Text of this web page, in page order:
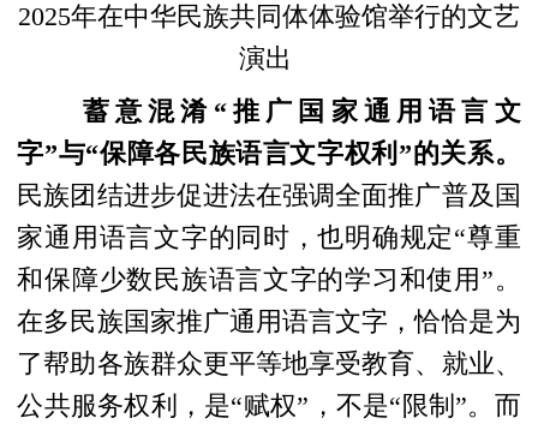
2025年在中华民族共同体体验馆举行的文艺
演出
蓄意混淆“推广国家通用语言文
字”与“保障各民族语言文字权利”的关系。
民族团结进步促进法在强调全面推广普及国
家通用语言文字的同时，也明确规定“尊重
和保障少数民族语言文字的学习和使用”。
在多民族国家推广通用语言文字，恰恰是为
了帮助各族群众更平等地享受教育、就业、
公共服务权利，是“赋权”，不是“限制”。而